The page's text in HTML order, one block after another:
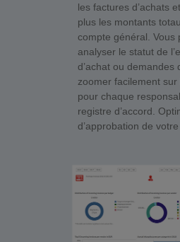
les factures d’achats
plus les montants
compte général. Vous
analyser le statut de
d’achat ou demandes
zoomer facilement
pour chaque
registre d’accord.
d’approbation de